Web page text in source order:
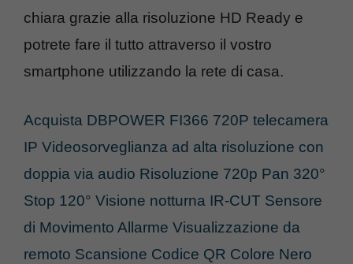
chiara grazie alla risoluzione HD Ready e
potrete fare il tutto attraverso il vostro
smartphone utilizzando la rete di casa.
Acquista DBPOWER FI366 720P telecamera
IP Videosorveglianza ad alta risoluzione con
doppia via audio Risoluzione 720p Pan 320°
Stop 120° Visione notturna IR-CUT Sensore
di Movimento Allarme Visualizzazione da
remoto Scansione Codice QR Colore Nero